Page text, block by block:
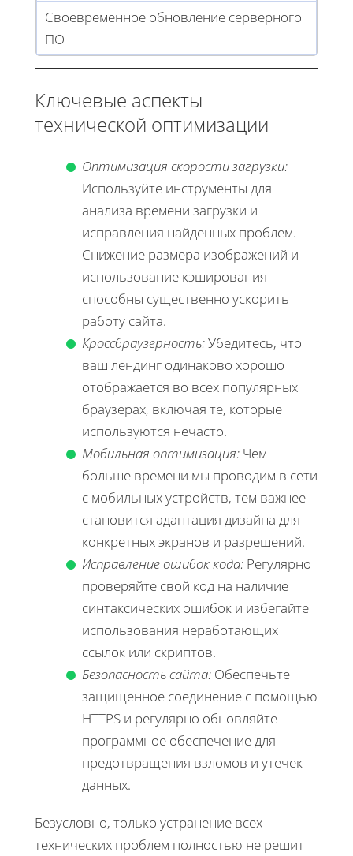
Своевременное обновление серверного
ПО
Ключевые аспекты
технической оптимизации
Оптимизация скорости загрузки:
Используйте инструменты для
анализа времени загрузки и
исправления найденных проблем.
Снижение размера изображений и
использование кэширования
способны существенно ускорить
работу сайта.
Кроссбраузерность:Убедитесь, что
ваш лендинг одинаково хорошо
отображается во всех популярных
браузерах, включая те, которые
используются нечасто.
Мобильная оптимизация: Чем
больше времени мы проводим в сети
с мобильных устройств, тем важнее
становится адаптация дизайна для
конкретных экранов и разрешений.
Исправление ошибок кода: Регулярно
проверяйте свой код на наличие
синтаксических ошибок и избегайте
использования неработающих
ссылок или скриптов.
Безопасность сайта: Обеспечьте
защищенное соединение с помощью
HTTPS и регулярно обновляйте
программное обеспечение для
предотвращения взломов и утечек
данных.
Безусловно, только устранение всех
технических проблем полностью не решит